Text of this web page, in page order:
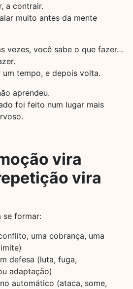
a contrair.
muito antes da mente
vezes, você sabe o que fazer…
um tempo, e depois volta.
aprendeu.
foi feito num lugar mais
vira
vira
se formar:
uma cobrança, uma
defesa (luta, fuga,
adaptação)
automático (ataca, some,